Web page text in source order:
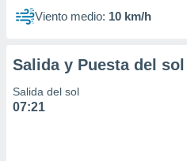
Viento medio: 10 km/h
Salida y Puesta del sol
Salida del sol
07:21